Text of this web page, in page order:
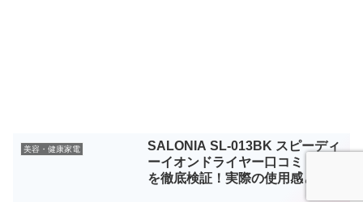
美容・健康家電
SALONIA SL-013BK スピーディ
ーイオンドライヤー口コミ 評判
を徹底検証！実際の使用感と効果